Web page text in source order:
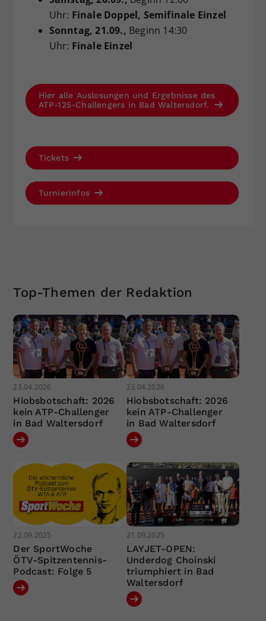
Uhr: Finale Doppel, Semifinale Einzel
Sonntag, 21.09., Beginn 14:30
Uhr: Finale Einzel
Hier alle Auslosungen und Ergebnisse des
ATP-125-Challengers in Bad Waltersdorf.
Tickets
Turnierinfos
Top-Themen der Redaktion
23.04.2026
Hiobsbotschaft: 2026
kein ATP-Challenger
in Bad Waltersdorf
23.04.2026
Hiobsbotschaft: 2026
kein ATP-Challenger
in Bad Waltersdorf
22.09.2025
Der SportWoche
ÖTV-Spitzentennis-
Podcast: Folge 5
21.09.2025
LAYJET-OPEN:
Underdog Choinski
triumphiert in Bad
Waltersdorf